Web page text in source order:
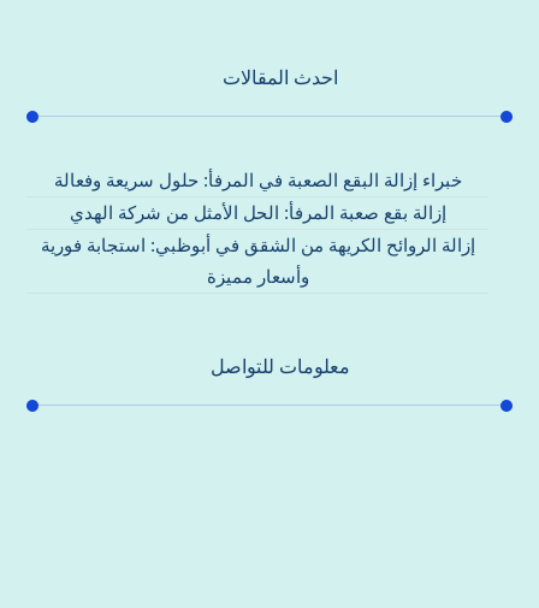
احدث المقالات
خبراء إزالة البقع الصعبة في المرفأ: حلول سريعة وفعالة
إزالة بقع صعبة المرفأ: الحل الأمثل من شركة الهدي
إزالة الروائح الكريهة من الشقق في أبوظبي: استجابة فورية
وأسعار مميزة
معلومات للتواصل